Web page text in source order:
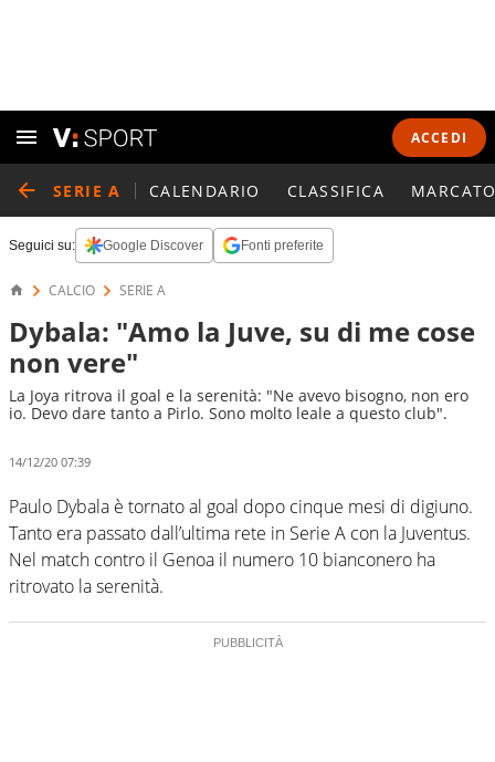
ACCEDI
SERIE A CALENDARIO CLASSIFICA
Seguici su: Google Discover Fonti preferite
CALCIO SERIE A
Dybala: "Amo la Juve, su di me cose
non vere"
La Joya ritrova il goal e la serenità: "Ne avevo bisogno, non ero
io. Devo dare tanto a Pirlo. Sono molto leale a questo club".
14/12/20 07:39
Paulo Dybala è tornato al goal dopo cinque mesi di digiuno.
Tanto era passato dall’ultima rete in Serie A con la Juventus.
Nel match contro il Genoa il numero 10 bianconero ha
ritrovato la serenità.